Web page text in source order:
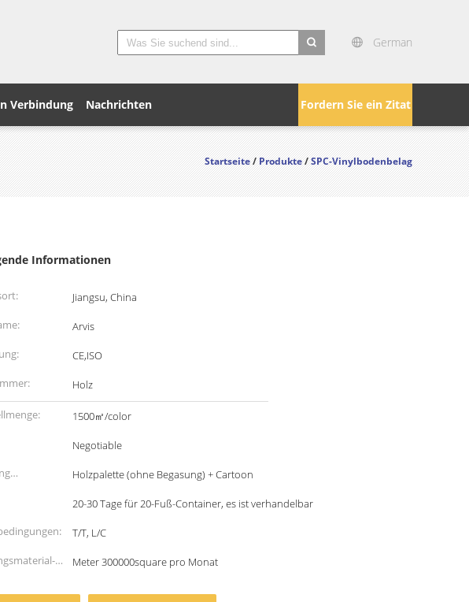
German
Fordern Sie ein Zitat
Verbindung Nachrichten
Startseite/Produkte/SPC-Vinylbodenbelag
Informationen
Jiangsu, China
Arvis
CE,ISO
Holz
1500㎡/color
Negotiable
Holzpalette (ohne Begasung) + Cartoon
20-30 Tage für 20-Fuß-Container, es ist verhandelbar
T/T, L/C
Meter 300000square pro Monat